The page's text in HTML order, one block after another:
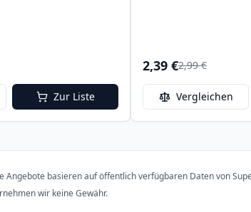
Zur Liste
2,39 €2,99 €
Vergleichen
Angebote basieren auf öffentlich verfügbaren Daten von
wir keine Gewähr.